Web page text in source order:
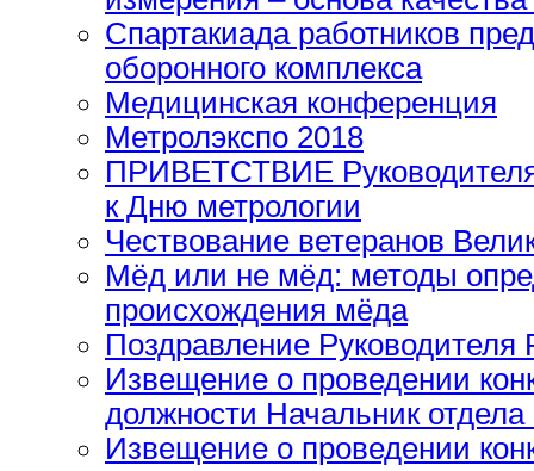
Спартакиада работников
оборонного комплекса
Медицинская конференция
Метролэкспо 2018
ПРИВЕТСТВИЕ
к Дню метрологии
Чествование ветеранов
Мёд или не мёд: методы
происхождения мёда
Поздравление
Извещение о проведении
должности Начальник
Извещение о проведении